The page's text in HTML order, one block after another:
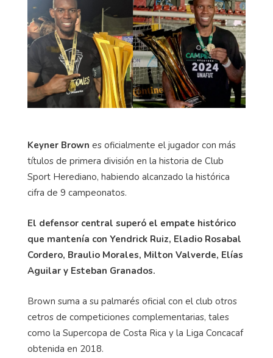
Keyner Brown es oficialmente el jugador con más
títulos de primera división en la historia de Club
Sport Herediano, habiendo alcanzado la histórica
cifra de 9 campeonatos.
El defensor central superó el empate histórico
que mantenía con Yendrick Ruiz, Eladio Rosabal
Cordero, Braulio Morales, Milton Valverde, Elías
Aguilar y Esteban Granados.
Brown suma a su palmarés oficial con el club otros
cetros de competiciones complementarias, tales
como la Supercopa de Costa Rica y la Liga Concacaf
obtenida en 2018.